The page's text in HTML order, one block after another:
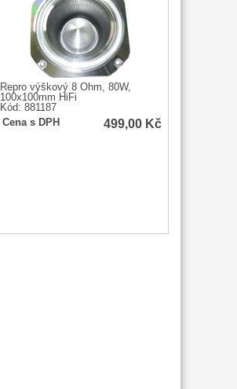
Repro výškový 8 Ohm, 80W,
100x100mm HiFi
Kód: 881187
Cena s DPH
499,00 Kč